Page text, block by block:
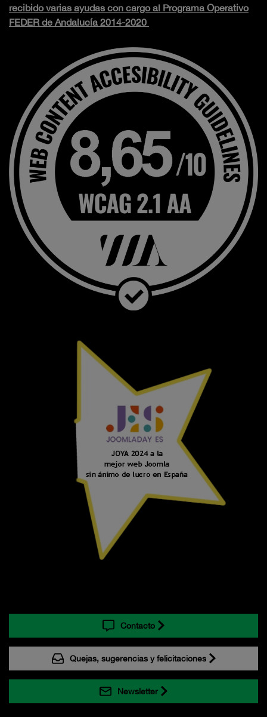
recibido varias ayudas con cargo al Programa Operativo
FEDER de Andalucía 2014-2020
Contacto
Quejas, sugerencias y felicitaciones
Newsletter